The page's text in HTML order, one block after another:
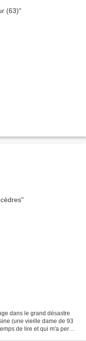
dans le grand désastre
(une vieille dame de 93
de lire et qui m'a permis